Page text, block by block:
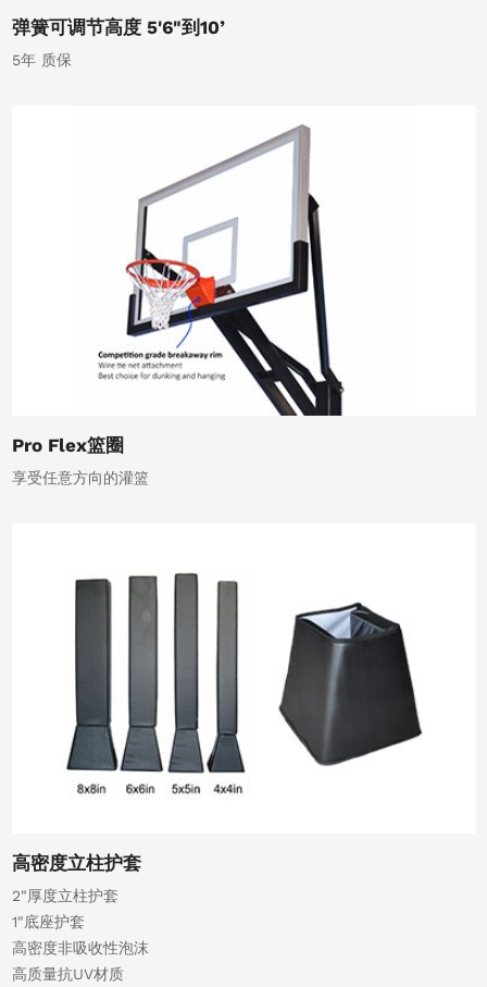
弹簧可调节高度 5'6"到10’
5年 质保
Pro Flex篮圈
享受任意方向的灌篮
高密度立柱护套
2"厚度立柱护套
1"底座护套
高密度非吸收性泡沫
高质量抗UV材质